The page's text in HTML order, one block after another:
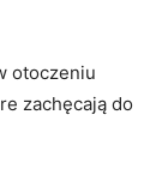
otoczeniu
zachęcają do